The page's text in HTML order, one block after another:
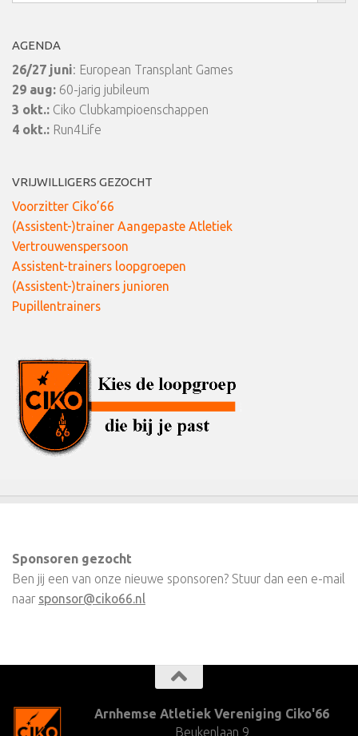
AGENDA
26/27 juni: European Transplant Games
29 aug: 60-jarig jubileum
3 okt.: Ciko Clubkampioenschappen
4 okt.: Run4Life
VRIJWILLIGERS GEZOCHT
Voorzitter Ciko’66
(Assistent-)trainer Aangepaste Atletiek
Vertrouwenspersoon
Assistent-trainers loopgroepen
(Assistent-)trainers junioren
Pupillentrainers
Sponsoren gezocht
Ben jij een van onze nieuwe sponsoren? Stuur dan een e-mail
naar sponsor@ciko66.nl
Arnhemse Atletiek Vereniging Ciko'66
Beukenlaan 9